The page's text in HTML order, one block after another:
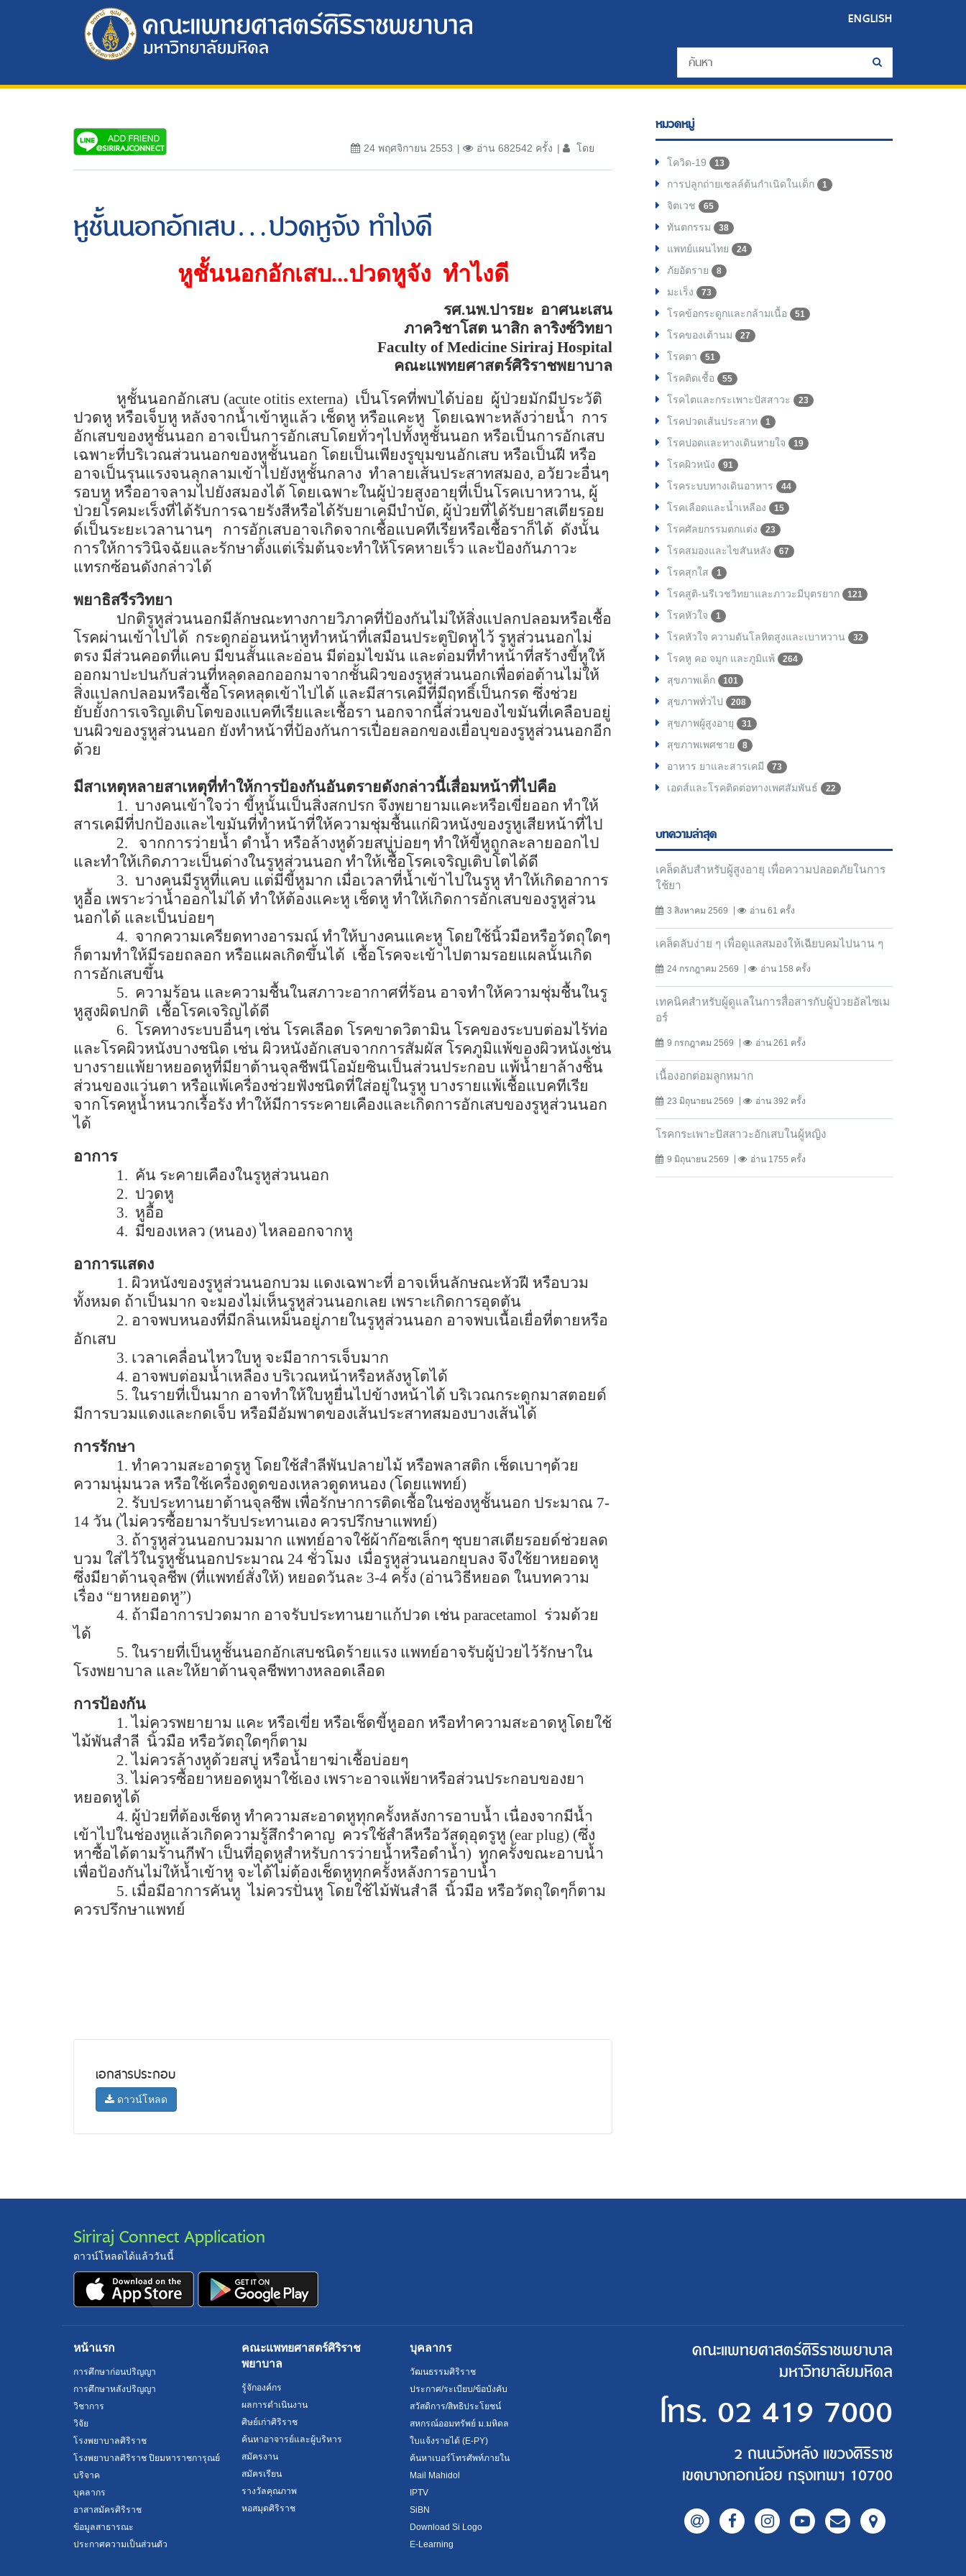
ENGLISH
24 พฤศจิกายน 2553 อ่าน 682542 ครั้ง โดย
หูชั้นนอกอักเสบ...ปวดหูจัง ทำไงดี
หูชั้นนอกอักเสบ...ปวดหูจัง ทำไงดี
รศ.นพ.ปารยะ อาศนะเสน
ภาควิชาโสต นาสิก ลาริงซ์วิทยา
Faculty ofMedicine Siriraj Hospital
คณะแพทยศาสตร์ศิริราชพยาบาล
หูชั้นนอกอักเสบ (acute otitis externa) เป็นโรคที่พบได้บ่อย ผู้ป่วยมักมีประวัติ
ปวดหู หรือเจ็บหู หลังจากน้ำเข้าหูแล้ว เช็ดหู หรือแคะหู โดยเฉพาะหลังว่ายน้ำ การ
อักเสบของหูชั้นนอก อาจเป็นการอักเสบโดยทั่วๆไปทั้งหูชั้นนอก หรือเป็นการอักเสบ
เฉพาะที่บริเวณส่วนนอกของหูชั้นนอก โดยเป็นเพียงรูขุมขนอักเสบ หรือเป็นฝี หรือ
อาจเป็นรุนแรงจนลุกลามเข้าไปยังหูชั้นกลาง ทำลายเส้นประสาทสมอง, อวัยวะอื่นๆ
รอบหู หรืออาจลามไปยังสมองได้ โดยเฉพาะในผู้ป่วยสูงอายุที่เป็นโรคเบาหวาน, ผู้
ป่วยโรคมะเร็งที่ได้รับการฉายรังสีหรือได้รับยาเคมีบำบัด, ผู้ป่วยที่ได้รับยาสเตียรอย
ด์เป็นระยะเวลานานๆ
การอักเสบอาจเกิดจากเชื้อแบคทีเรียหรือเชื้อราก็ได้ ดังนั้น
การให้การวินิจฉัยและรักษาตั้งแต่เริ่มต้นจะทำให้โรคหายเร็ว และป้องกันภาวะ
แทรกซ้อนดังกล่าวได้
พยาธิสรีรวิทยา
ปกติรูหูส่วนนอกมีลักษณะทางกายวิภาคที่ป้องกันไม่ให้สิ่งแปลกปลอมหรือเชื้อ
โรคผ่านเข้าไปได้ กระดูกอ่อนหน้าหูทำหน้าที่เสมือนประตูปิดหูไว้ รูหูส่วนนอกไม่
ตรง มีส่วนคอดที่แคบ มีขนสั้นและอ่อน มีต่อมไขมัน และต่อมที่ทำหน้าที่สร้างขี้หูให้
ออกมาปะปนกับส่วนที่หลุดลอกออกมาจากชั้นผิวของรูหูส่วนนอกเพื่อต่อต้านไม่ให้
สิ่งแปลกปลอมหรือเชื้อโรคหลุดเข้าไปได้ และมีสารเคมีที่มีฤทธิ์เป็นกรด ซึ่งช่วย
ยับยั้งการเจริญเติบโตของแบคทีเรียและเชื้อรา นอกจากนี้ส่วนของไขมันที่เคลือบอยู่
บนผิวของรูหูส่วนนอก ยังทำหน้าที่ป้องกันการเปื่อยลอกของเยื่อบุของรูหูส่วนนอกอีก
ด้วย
มีสาเหตุหลายสาเหตุที่ทำให้การป้องกันอันตรายดังกล่าวนี้เสื่อมหน้าที่ไปคือ
1. บางคนเข้าใจว่า ขี้หูนั้นเป็นสิ่งสกปรก จึงพยายามแคะหรือเขี่ยออก ทำให้
สารเคมีที่ปกป้องและไขมันที่ทำหน้าที่ให้ความชุ่มชื้นแก่ผิวหนังของรูหูเสียหน้าที่ไป
2. จากการว่ายน้ำ ดำน้ำ หรือล้างหูด้วยสบู่บ่อยๆ ทำให้ขี้หูถูกละลายออกไป
และทำให้เกิดภาวะเป็นด่างในรูหูส่วนนอก ทำให้เชื้อโรคเจริญเติบโตได้ดี
3. บางคนมีรูหูที่แคบ แต่มีขี้หูมาก เมื่อเวลาที่น้ำเข้าไปในรูหู ทำให้เกิดอาการ
หูอื้อ เพราะว่าน้ำออกไม่ได้ ทำให้ต้องแคะหู เช็ดหู ทำให้เกิดการอักเสบของรูหูส่วน
นอกได้ และเป็นบ่อยๆ
4. จากความเครียดทางอารมณ์ ทำให้บางคนแคะหู โดยใช้นิ้วมือหรือวัตถุใดๆ
ก็ตามทำให้มีรอยถลอก หรือแผลเกิดขึ้นได้ เชื้อโรคจะเข้าไปตามรอยแผลนั้นเกิด
การอักเสบขึ้น
5. ความร้อน และความชื้นในสภาวะอากาศที่ร้อน อาจทำให้ความชุ่มชื้นในรู
หูสูงผิดปกติ เชื้อโรคเจริญได้ดี
6. โรคทางระบบอื่นๆ เช่น โรคเลือด โรคขาดวิตามิน โรคของระบบต่อมไร้ท่อ
และโรคผิวหนังบางชนิด เช่น ผิวหนังอักเสบจากการสัมผัส โรคภูมิแพ้ของผิวหนังเช่น
บางรายแพ้ยาหยอดหูที่มียาต้านจุลชีพนีโอมัยซินเป็นส่วนประกอบ แพ้น้ำยาล้างชิ้น
ส่วนของแว่นตา หรือแพ้เครื่องช่วยฟังชนิดที่ใส่อยู่ในรูหู บางรายแพ้เชื้อแบคทีเรีย
จากโรคหูน้ำหนวกเรื้อรัง ทำให้มีการระคายเคืองและเกิดการอักเสบของรูหูส่วนนอก
ได้
อาการ
1. คัน ระคายเคืองในรูหูส่วนนอก
2. ปวดหู
3. หูอื้อ
4. มีของเหลว (หนอง) ไหลออกจากหู
อาการแสดง
1. ผิวหนังของรูหูส่วนนอกบวม แดงเฉพาะที่ อาจเห็นลักษณะหัวฝี หรือบวม
ทั้งหมด ถ้าเป็นมาก จะมองไม่เห็นรูหูส่วนนอกเลย เพราะเกิดการอุดตัน
2. อาจพบหนองที่มีกลิ่นเหม็นอยู่ภายในรูหูส่วนนอก อาจพบเนื้อเยื่อที่ตายหรือ
อักเสบ
3. เวลาเคลื่อนไหวใบหู จะมีอาการเจ็บมาก
4. อาจพบต่อมน้ำเหลือง บริเวณหน้าหรือหลังหูโตได้
5. ในรายที่เป็นมาก อาจทำให้ใบหูยื่นไปข้างหน้าได้ บริเวณกระดูกมาสตอยด์
มีการบวมแดงและกดเจ็บ หรือมีอัมพาตของเส้นประสาทสมองบางเส้นได้
การรักษา
1. ทำความสะอาดรูหู โดยใช้สำลีพันปลายไม้ หรือพลาสติก เช็ดเบาๆด้วย
ความนุ่มนวล หรือใช้เครื่องดูดของเหลวดูดหนอง (โดยแพทย์)
2. รับประทานยาต้านจุลชีพ เพื่อรักษาการติดเชื้อในช่องหูชั้นนอก ประมาณ 7-
14 วัน (ไม่ควรซื้อยามารับประทานเอง ควรปรึกษาแพทย์)
3. ถ้ารูหูส่วนนอกบวมมาก แพทย์อาจใช้ผ้าก๊อซเล็กๆ ชุบยาสเตียรอยด์ช่วยลด
บวม ใส่ไว้ในรูหูชั้นนอกประมาณ 24 ชั่วโมง เมื่อรูหูส่วนนอกยุบลง จึงใช้ยาหยอดหู
ซึ่งมียาต้านจุลชีพ (ที่แพทย์สั่งให้) หยอดวันละ 3-4 ครั้ง (อ่านวิธีหยอด ในบทความ
เรื่อง “ยาหยอดหู”)
4. ถ้ามีอาการปวดมาก อาจรับประทานยาแก้ปวด เช่น paracetamol ร่วมด้วย
ได้
5. ในรายที่เป็นหูชั้นนอกอักเสบชนิดร้ายแรง แพทย์อาจรับผู้ป่วยไว้รักษาใน
โรงพยาบาล และให้ยาต้านจุลชีพทางหลอดเลือด
การป้องกัน
1.ไม่ควรพยายาม แคะ หรือเขี่ย หรือเช็ดขี้หูออก หรือทำความสะอาดหูโดยใช้
ไม้พันสำลี นิ้วมือ หรือวัตถุใดๆก็ตาม
2.ไม่ควรล้างหูด้วยสบู่ หรือน้ำยาฆ่าเชื้อบ่อยๆ
3.ไม่ควรซื้อยาหยอดหูมาใช้เอง เพราะอาจแพ้ยาหรือส่วนประกอบของยา
หยอดหูได้
4. ผู้ป่วยที่ต้องเช็ดหู ทำความสะอาดหูทุกครั้งหลังการอาบน้ำ เนื่องจากมีน้ำ
เข้าไปในช่องหูแล้วเกิดความรู้สึกรำคาญ ควรใช้สำลีหรือวัสดุอุดรูหู (ear plug) (ซึ่ง
หาซื้อได้ตามร้านกีฬา เป็นที่อุดหูสำหรับการว่ายน้ำหรือดำน้ำ) ทุกครั้งขณะอาบน้ำ
เพื่อป้องกันไม่ให้น้ำเข้าหู จะได้ไม่ต้องเช็ดหูทุกครั้งหลังการอาบน้ำ
5. เมื่อมีอาการคันหู ไม่ควรปั่นหู โดยใช้ไม้พันสำลี นิ้วมือ หรือวัตถุใดๆก็ตาม
ควรปรึกษาแพทย์
เอกสารประกอบ
ดาวน์โหลด
หมวดหมู่
โควิด-19 13
การปลูกถ่ายเซลล์ต้นกำเนิดในเด็ก 1
จิตเวช 65
ทันตกรรม 38
แพทย์แผนไทย 24
ภัยอัตราย 8
มะเร็ง 73
โรคข้อกระดูกและกล้ามเนื้อ 51
โรคของเต้านม 27
โรคตา 51
โรคติดเชื้อ 55
โรคไตและกระเพาะปัสสาวะ 23
โรคปวดเส้นประสาท 1
โรคปอดและทางเดินหายใจ 19
โรคผิวหนัง 91
โรคระบบทางเดินอาหาร 44
โรคเลือดและน้ำเหลือง 15
โรคศัลยกรรมตกแต่ง 23
โรคสมองและไขสันหลัง 67
โรคสุกใส 1
โรคสูติ-นรีเวชวิทยาและภาวะมีบุตรยาก 121
โรคหัวใจ 1
โรคหัวใจ ความดันโลหิตสูงและเบาหวาน 32
โรคหู คอ จมูก และภูมิแพ้ 264
สุขภาพเด็ก 101
สุขภาพทั่วไป 208
สุขภาพผู้สูงอายุ 31
สุขภาพเพศชาย 8
อาหาร ยาและสารเคมี 73
เอดส์และโรคติดต่อทางเพศสัมพันธ์ 22
บทความล่าสุด
เคล็ดลับสำหรับผู้สูงอายุ เพื่อความปลอดภัยในการ
ใช้ยา
3 สิงหาคม 2569 อ่าน 61 ครั้ง
เคล็ดลับง่าย ๆ เพื่อดูแลสมองให้เฉียบคมไปนาน ๆ
24 กรกฎาคม 2569 อ่าน 158 ครั้ง
เทคนิคสำหรับผู้ดูแลในการสื่อสารกับผู้ป่วยอัลไซเม
อร์
9 กรกฎาคม 2569 อ่าน 261 ครั้ง
เนื้องอกต่อมลูกหมาก
23 มิถุนายน 2569 อ่าน 392 ครั้ง
โรคกระเพาะปัสสาวะอักเสบในผู้หญิง
9 มิถุนายน 2569 อ่าน 1755 ครั้ง
Siriraj Connect Application
ดาวน์โหลดได้แล้ววันนี้
หน้าแรก
การศึกษาก่อนปริญญา
การศึกษาหลังปริญญา
วิชาการ
วิจัย
โรงพยาบาลศิริราช
โรงพยาบาลศิริราช ปิยมหาราชการุณย์
บริจาค
บุคลากร
อาสาสมัครศิริราช
ข้อมูลสาธารณะ
ประกาศความเป็นส่วนตัว
คณะแพทยศาสตร์ศิริราช
พยาบาล
รู้จักองค์กร
ผลการดำเนินงาน
ศิษย์เก่าศิริราช
ค้นหาอาจารย์และผู้บริหาร
สมัครงาน
สมัครเรียน
รางวัลคุณภาพ
หอสมุดศิริราช
บุคลากร
วัฒนธรรมศิริราช
ประกาศ/ระเบียบ/ข้อบังคับ
สวัสดิการ/สิทธิประโยชน์
สหกรณ์ออมทรัพย์ ม.มหิดล
ใบแจ้งรายได้ (E-PY)
ค้นหาเบอร์โทรศัพท์ภายใน
Mail Mahidol
IPTV
SiBN
Download Si Logo
E-Learning
คณะแพทยศาสตร์ศิริราชพยาบาล
มหาวิทยาลัยมหิดล
โทร. 02 419 7000
2 ถนนวังหลัง แขวงศิริราช
เขตบางกอกน้อย กรุงเทพฯ 10700